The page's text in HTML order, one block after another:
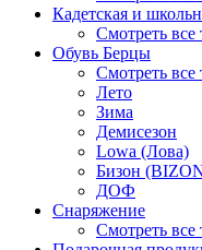
Кадетская и
Смотреть все
Обувь Берцы
Смотреть все
Лето
Зима
Демисезон
Lowa (Лова)
Бизон
ДОФ
Снаряжение
Смотреть все